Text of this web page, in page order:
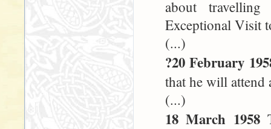
about travelling
Exceptional Visit
(...)
?20 February
that he will attend
(...)
18 March 1958